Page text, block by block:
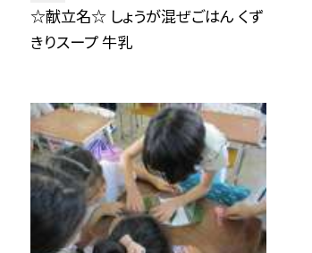
☆献立名☆ しょうが混ぜごはん くず
きりスープ 牛乳